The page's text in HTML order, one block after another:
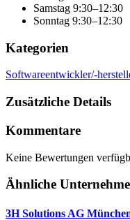
Samstag 9:30–12:30
Sonntag 9:30–12:30
Kategorien
Softwareentwickler/-
Zusätzliche Details
Kommentare
Keine Bewertungen
Ähnliche
3H Solutions AG